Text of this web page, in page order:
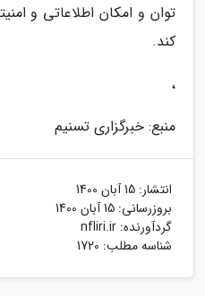
توان و امکان اطلاعاتی و
کند.
،
منبع: خبرگزاری تسنیم
انتشار: 15 آبان 1400
بروزرسانی: 15 آبان 1400
گردآورنده: nfliri.ir
شناسه مطلب: 1720